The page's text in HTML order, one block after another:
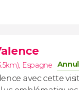
, Espagne
avec cette